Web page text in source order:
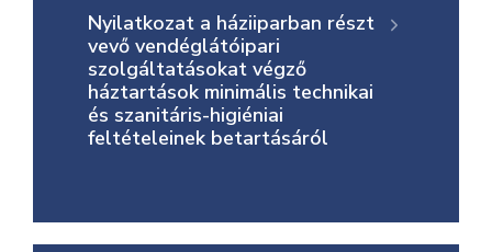
Nyilatkozat a háziiparban részt
vevő vendéglátóipari
szolgáltatásokat végző
háztartások minimális technikai
és szanitáris-higiéniai
feltételeinek betartásáról